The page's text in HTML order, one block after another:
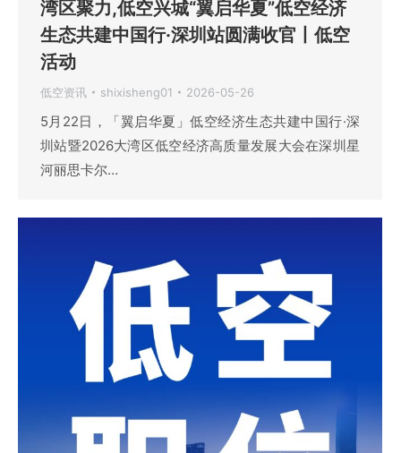
湾区聚力,低空兴城“翼启华夏”低空经济
生态共建中国行·深圳站圆满收官丨低空
活动
低空资讯 shixisheng01 2026-05-26
5月22日，「翼启华夏」低空经济生态共建中国行·深
圳站暨2026大湾区低空经济高质量发展大会在深圳星
河丽思卡尔…